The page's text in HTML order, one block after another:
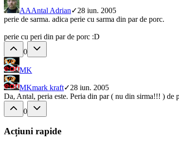
AAAntal Adrian✓28 iun. 2005
perie de sarma. adica perie cu sarma din par de porc.
perie cu peri din par de porc :D
0
MK
MKmark kraft✓28 iun. 2005
Da, Antal, peria este. Peria din par ( nu din sirma!!! ) de
0
Acțiuni rapide